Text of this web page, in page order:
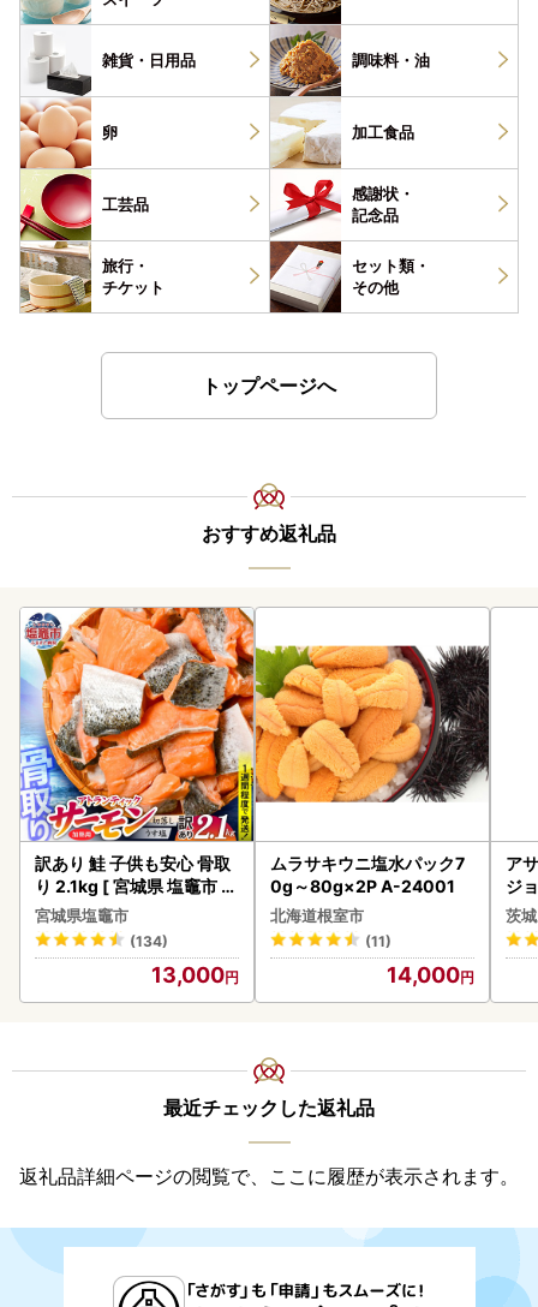
雑貨・ 日用品 調味料・ 油
卵 加工食品
工芸品
感謝状・
記念品
旅行・
チケット
セット類・
その他
トップページへ
おすすめ返礼品
訳あり 鮭 子供も安心 骨取
り 2.1kg [ 宮城県 塩竈市 ]
鮭
宮城県塩竈市
(134)
13,000
ムラサキウニ塩水パック7
0g～80g×2P A-24001
北海道根室市
(11)
14,000
ア
ジ
(1ケース)
ビ
茨
最近チェックした返礼品
返礼品詳細ページの閲覧で、ここに履歴が表示されます。